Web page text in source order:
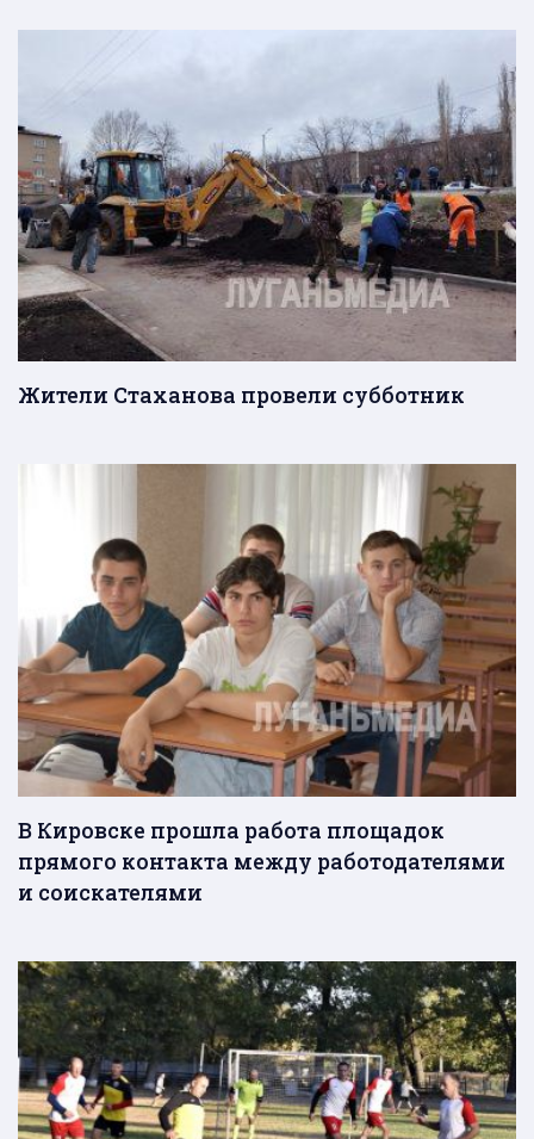
Жители Стаханова провели субботник
В Кировске прошла работа площадок
прямого контакта между работодателями
и соискателями